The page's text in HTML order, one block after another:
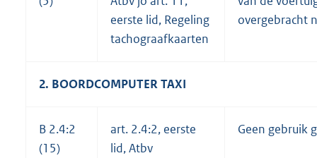
eerste lid, Regeling
tachograafkaarten
overgebracht
2. BOORDCOMPUTER TAXI
B 2.4:2
(15)
art. 2.4:2, eerste
lid, Atbv
Geen gebruik